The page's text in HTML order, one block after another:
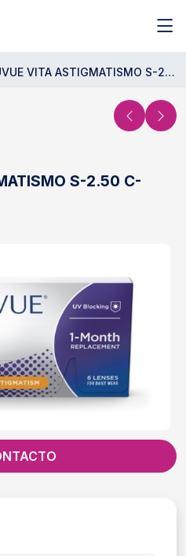
VITA ASTIGMATISMO S-2.50 C- 2.25 X 110 CB - 8.6
S-2.50 C-